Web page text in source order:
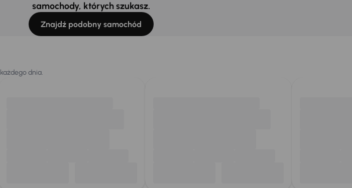
samochody, których szukasz.
Znajdź podobny samochód
każdego dnia.